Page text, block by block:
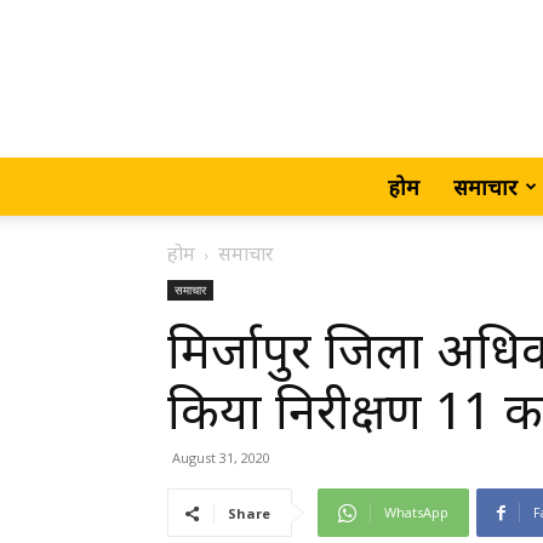
होम समाचार
होम समाचार
समाचार
मिर्जापुर जिला
किया निरीक्षण 11
August 31, 2020
Share WhatsApp